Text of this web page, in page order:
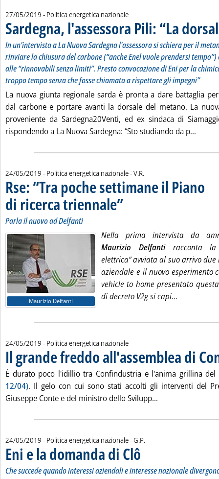
27/05/2019 - Politica energetica nazionale
Sardegna, l'assessora Pili: “La
In un'intervista a La Nuova Sardegna l'assessora si schiera per il
rinviare la chiusura del carbone (“anche Enel vuole prendersi
alle “rinnovabili senza limiti”. Presto convocazione di Eni per la
troppo tempo senza che fosse chiamata a rispettare gli impegni”
La nuova giunta regionale sarda è pronta a dare battaglia
dal carbone e portare avanti la dorsale del metano. La
proveniente da Sardegna20Venti, ed ex sindaca di
rispondendo a La Nuova Sardegna: “Sto studiando da p...
24/05/2019 - Politica energetica nazionale -di:
V.R.
Rse: “Tra poche settimane il Piano
di ricerca triennale”. Sottotitolo: Parla il nuovo ad Delfanti
. Pubblicata venerdì 24 maggio 2019
Parla il nuovo ad Delfanti
Maurizio Delfanti
Nella prima intervista da
Maurizio Delfantiracconta la
elettrica” avviata al suo arrivo
aziendale e il nuovo esperimento
vehicle to home presentato
di decreto V2g si capi...
24/05/2019 - Politica energetica nazionale
Il grande freddo all'assemblea di
È durato poco l'idillio tra Confindustria e l'anima grillina
12/04). Il gelo con cui sono stati accolti gli interventi del
Giuseppe Conte e del ministro dello Svilupp...
24/05/2019 - Politica energetica nazionale -di:
G.P.
Eni e la domanda di Clô
Che succede quando interessi aziendali e interesse nazionale